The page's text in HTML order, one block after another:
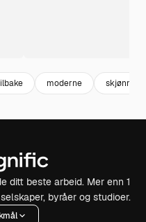
moderne skjønne
ditt beste arbeid. Mer enn 1
byråer og studioer.